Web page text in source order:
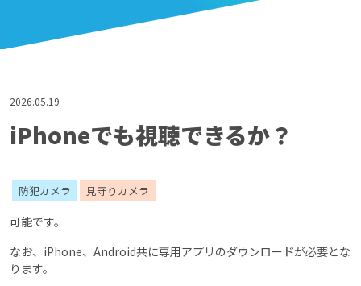
2026.05.19
iPhoneでも視聴できるか？
防犯カメラ 見守りカメラ
可能です。
なお、iPhone、Android共に専用アプリのダウンロードが必要とな
ります。